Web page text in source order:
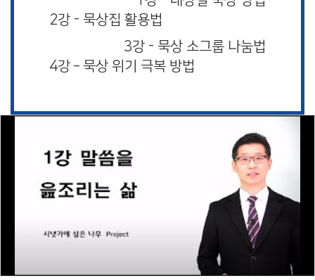
2강 - 묵상집 활용법
3강 - 묵상 소그룹 나눔법
4강 – 묵상 위기 극복 방법